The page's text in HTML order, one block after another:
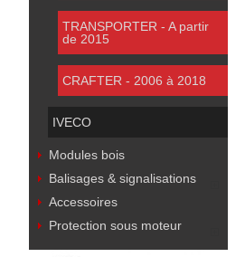
TRANSPORTER - A partir
de 2015
CRAFTER - 2006 à 2018
IVECO
Modules bois
Balisages & signalisations
Accessoires
Protection sous moteur